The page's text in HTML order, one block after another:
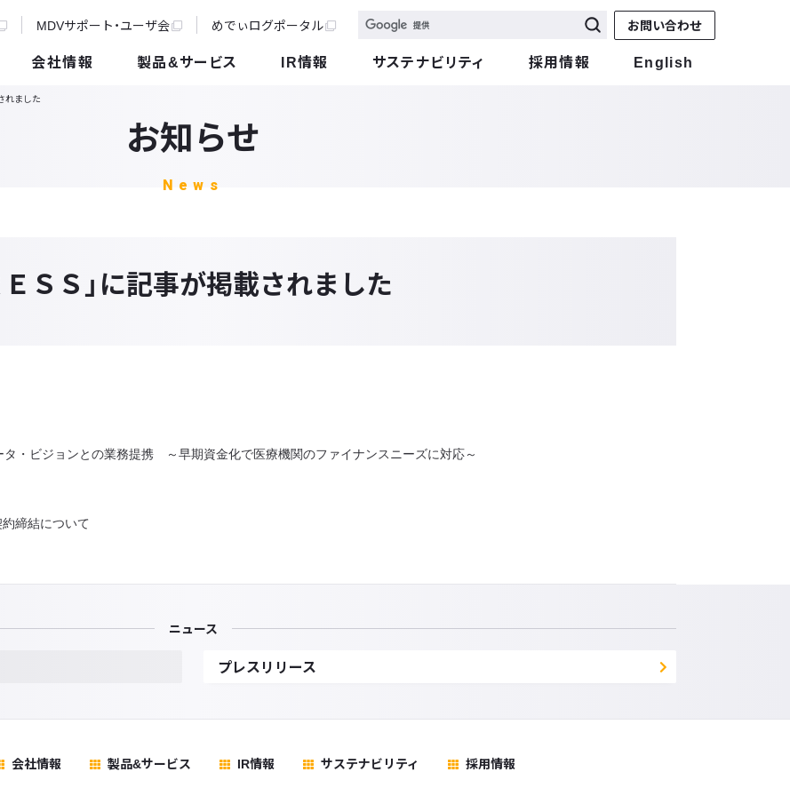
MDVサポート・ユーザ会 めでぃログポータル お問い合わせ
会社情報 製品&サービス IR情報 サステナビリティ 採用情報 English
れました
お知らせ
News
ＥＳＳ」に記事が掲載されました
・ビジョンとの業務提携 ～早期資金化で医療機関のファイナンスニーズに対応～
締結について
ニュース
プレスリリース
会社情報 製品&サービス IR情報 サステナビリティ 採用情報